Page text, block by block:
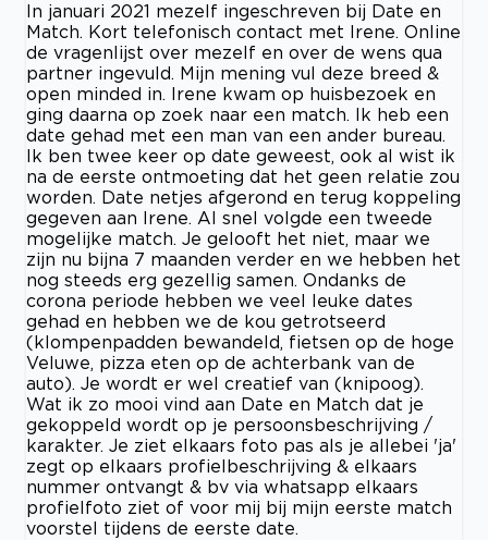
In januari 2021 mezelf ingeschreven bij Date en
Match. Kort telefonisch contact met Irene. Online
de vragenlijst over mezelf en over de wens qua
partner ingevuld. Mijn mening vul deze breed &
open minded in. Irene kwam op huisbezoek en
ging daarna op zoek naar een match. Ik heb een
date gehad met een man van een ander bureau.
Ik ben twee keer op date geweest, ook al wist ik
na de eerste ontmoeting dat het geen relatie zou
worden. Date netjes afgerond en terug koppeling
gegeven aan Irene. Al snel volgde een tweede
mogelijke match. Je gelooft het niet, maar we
zijn nu bijna 7 maanden verder en we hebben het
nog steeds erg gezellig samen. Ondanks de
corona periode hebben we veel leuke dates
gehad en hebben we de kou getrotseerd
(klompenpadden bewandeld, fietsen op de hoge
Veluwe, pizza eten op de achterbank van de
auto). Je wordt er wel creatief van (knipoog).
Wat ik zo mooi vind aan Date en Match dat je
gekoppeld wordt op je persoonsbeschrijving /
karakter. Je ziet elkaars foto pas als je allebei 'ja'
zegt op elkaars profielbeschrijving & elkaars
nummer ontvangt & bv via whatsapp elkaars
profielfoto ziet of voor mij bij mijn eerste match
voorstel tijdens de eerste date.